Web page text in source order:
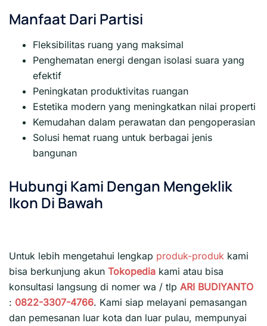
Manfaat Dari Partisi
Fleksibilitas ruang yang maksimal
Penghematan energi dengan isolasi suara yang
efektif
Peningkatan produktivitas ruangan
Estetika modern yang meningkatkan nilai properti
Kemudahan dalam perawatan dan pengoperasian
Solusi hemat ruang untuk berbagai jenis
bangunan
Hubungi Kami Dengan Mengeklik
Ikon Di Bawah
Untuk lebih mengetahui lengkap produk-produk kami
bisa berkunjung akun Tokopedia kami atau bisa
konsultasi langsung di nomer wa / tlp ARI BUDIYANTO
: 0822-3307-4766. Kami siap melayani pemasangan
dan pemesanan luar kota dan luar pulau, mempunyai